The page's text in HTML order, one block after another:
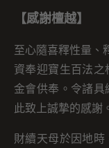
【感謝檀越】
至心隨喜釋性量、
資奉迎寶生百法之
金會供奉。令諸具
此致上誠摯的感謝
財續天母於因地